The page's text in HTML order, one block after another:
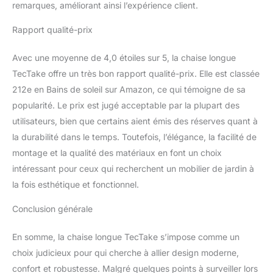
de jardin en font le
compagnon idéal pour
tous vos moments de
relaxation. ENTRETIEN
MINIMAL, DÉTENTE
MAXIMALE: Profitez de
grâce à ce transat jardin
facile à entretenir. La
résine tressée de qualité
supérieure résiste
la tranquillité d'esprit
pour vous concentrer
sur ce qui compte
vraiment : votre bien-être
remarques, améliorant ainsi l’expérience client.
Rapport qualité-prix
Avec une moyenne de 4,0 étoiles sur 5, la chaise longue
TecTake offre un très bon rapport qualité-prix. Elle est classée
212e en Bains de soleil sur Amazon, ce qui témoigne de sa
popularité. Le prix est jugé acceptable par la plupart des
utilisateurs, bien que certains aient émis des réserves quant à
la durabilité dans le temps. Toutefois, l’élégance, la facilité de
montage et la qualité des matériaux en font un choix
intéressant pour ceux qui recherchent un mobilier de jardin à
la fois esthétique et fonctionnel.
Conclusion générale
En somme, la chaise longue TecTake s’impose comme un
choix judicieux pour qui cherche à allier design moderne,
confort et robustesse. Malgré quelques points à surveiller lors